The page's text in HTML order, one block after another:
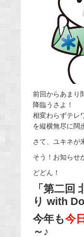
前回からあまり
降臨うさよ！
相変わらずテレ
を縦横無尽に闊
さて、ユキネが
そう！お知らせ
どどん！
「第二回
り with
今年も今
～♪